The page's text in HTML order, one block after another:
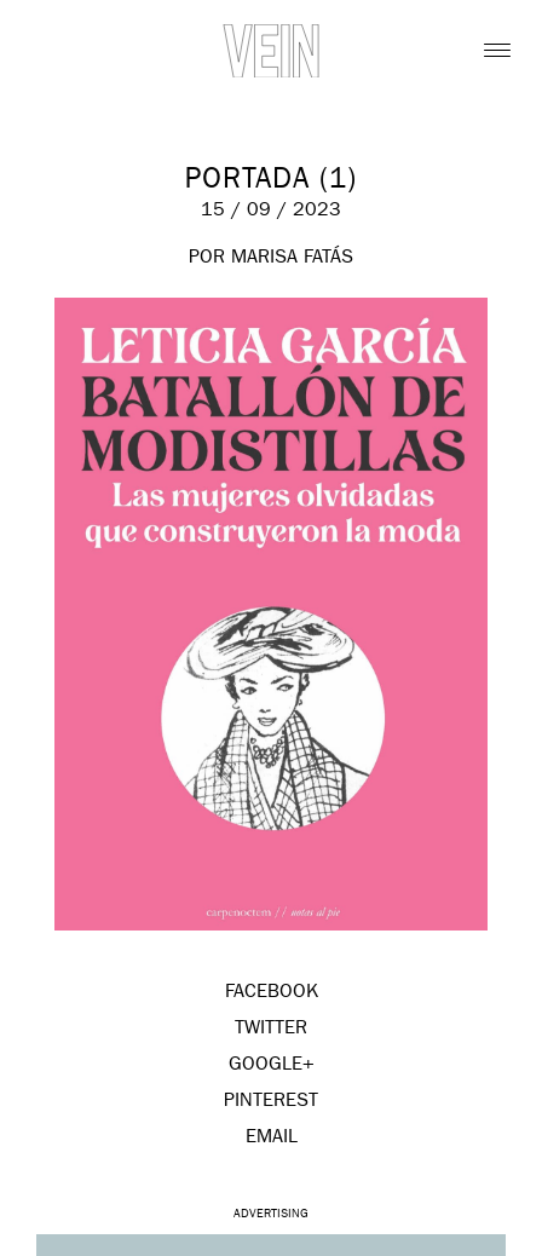
PORTADA (1)
15 / 09 / 2023
POR MARISA FATÁS
FACEBOOK
TWITTER
GOOGLE+
PINTEREST
EMAIL
ADVERTISING